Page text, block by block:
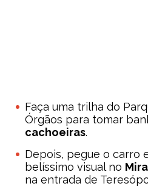
Faça uma trilha do
Órgãos para tomar
cachoeiras.
Depois, pegue o carro
belíssimo visual no
na entrada de